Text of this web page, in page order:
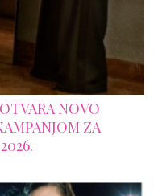
NOVO
ZA